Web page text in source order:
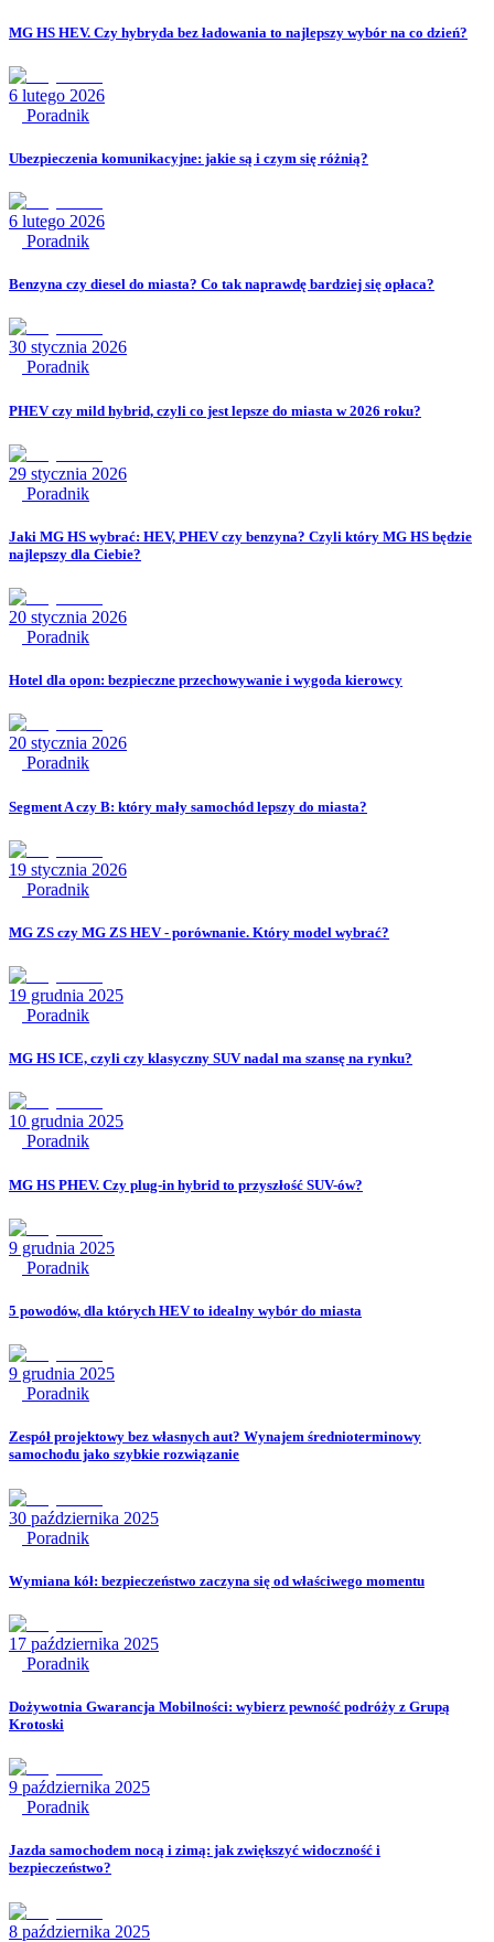
MG HS HEV. Czy hybryda bez ładowania to najlepszy wybór na co dzień?
6 lutego 2026
Poradnik
Ubezpieczenia komunikacyjne: jakie są i czym się różnią?
6 lutego 2026
Poradnik
Benzyna czy diesel do miasta? Co tak naprawdę bardziej się opłaca?
30 stycznia 2026
Poradnik
PHEV czy mild hybrid, czyli co jest lepsze do miasta w 2026 roku?
29 stycznia 2026
Poradnik
Jaki MG HS wybrać: HEV, PHEV czy benzyna? Czyli który MG HS będzie
najlepszy dla Ciebie?
20 stycznia 2026
Poradnik
Hotel dla opon: bezpieczne przechowywanie i wygoda kierowcy
20 stycznia 2026
Poradnik
Segment A czy B: który mały samochód lepszy do miasta?
19 stycznia 2026
Poradnik
MG ZS czy MG ZS HEV - porównanie. Który model wybrać?
19 grudnia 2025
Poradnik
MG HS ICE, czyli czy klasyczny SUV nadal ma szansę na rynku?
10 grudnia 2025
Poradnik
MG HS PHEV. Czy plug-in hybrid to przyszłość SUV-ów?
9 grudnia 2025
Poradnik
5 powodów, dla których HEV to idealny wybór do miasta
9 grudnia 2025
Poradnik
Zespół projektowy bez własnych aut? Wynajem średnioterminowy
samochodu jako szybkie rozwiązanie
30 października 2025
Poradnik
Wymiana kół: bezpieczeństwo zaczyna się od właściwego momentu
17 października 2025
Poradnik
Dożywotnia Gwarancja Mobilności: wybierz pewność podróży z Grupą
Krotoski
9 października 2025
Poradnik
Jazda samochodem nocą i zimą: jak zwiększyć widoczność i
bezpieczeństwo?
8 października 2025